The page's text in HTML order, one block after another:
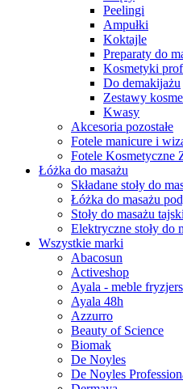
Peelingi
Ampułki
Koktajle
Preparaty do
Kosmetyki
Do demakijażu
Zestawy
Kwasy
Akcesoria pozostałe
Fotele manicure i
Fotele Kosmetyczne
Łóżka do masażu
Składane stoły do
Łóżka do masażu
Stoły do masażu
Elektryczne stoły do
Wszystkie marki
Abacosun
Activeshop
Ayala - meble
Ayala 48h
Azzurro
Beauty of Science
Biomak
De Noyles
De Noyles